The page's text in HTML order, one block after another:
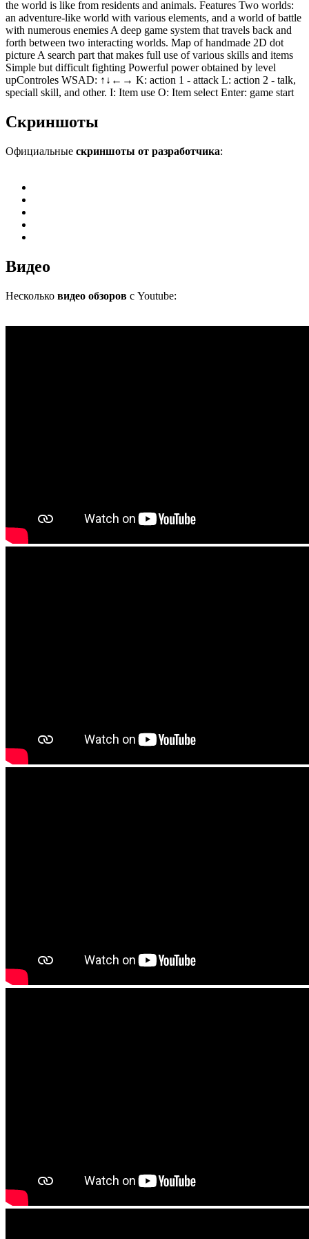
the world is like from residents and animals. Features Two worlds:
an adventure-like world with various elements, and a world of battle
with numerous enemies A deep game system that travels back and
forth between two interacting worlds. Map of handmade 2D dot
picture A search part that makes full use of various skills and items
Simple but difficult fighting Powerful power obtained by level
upControles WSAD: ↑↓←→ K: action 1 - attack L: action 2 - talk,
speciall skill, and other. I: Item use O: Item select Enter: game start
Скриншоты
Официальные скриншоты от разработчика:
Видео
Несколько видео обзоров с Youtube: